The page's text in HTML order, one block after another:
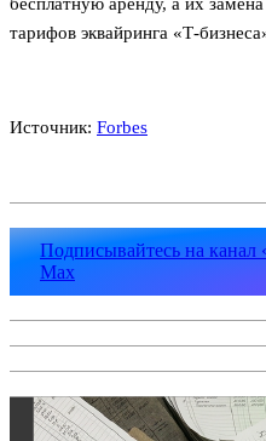
тарифов эквайринга «Т-
Источник: Forbes
Подписывайтесь на канал
Max